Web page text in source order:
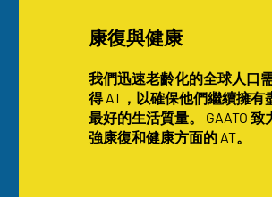
康復與健康
我們迅速老齡化的全球人口
得 AT，以確保他們繼續擁有
最好的生活質量。 GAATO 致
強康復和健康方面的 AT。